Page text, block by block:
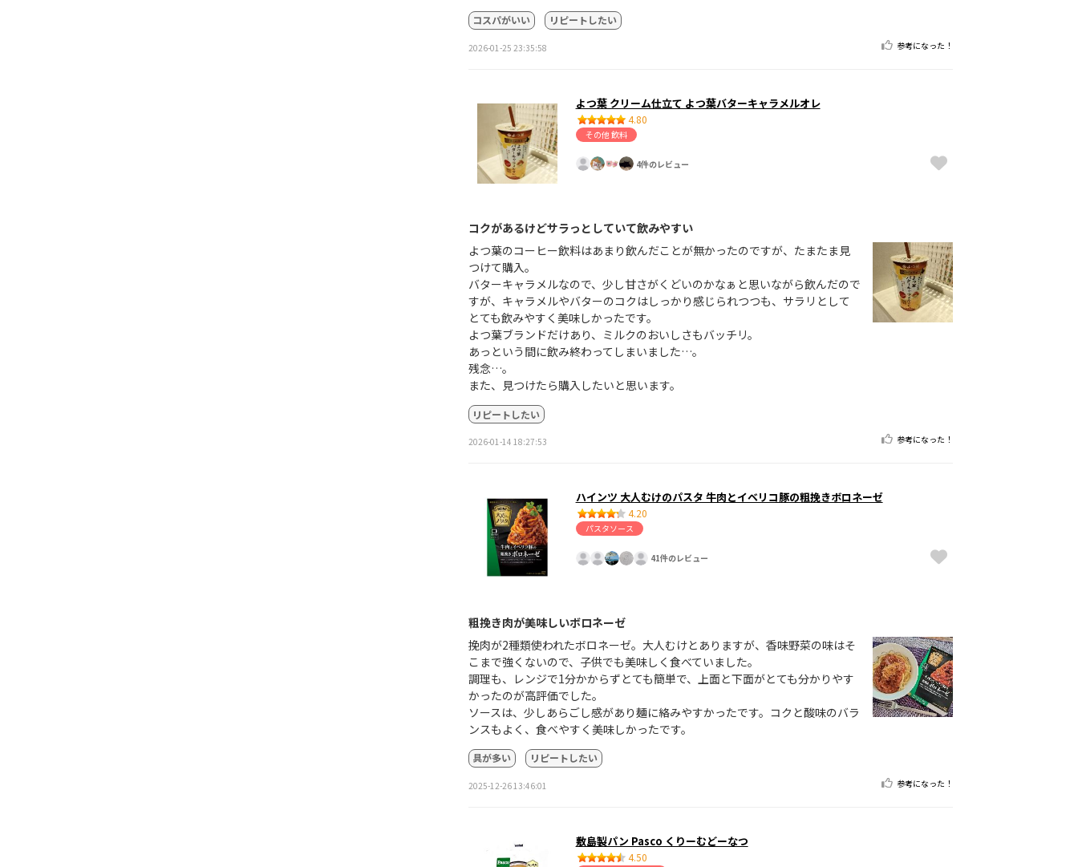
コスパがいい リピートしたい
2026-01-25 23:35:58 参考になった！
よつ葉 クリーム仕立て よつ葉バターキャラメルオレ
4.80
その他 飲料
4件のレビュー
コクがあるけどサラっとしていて飲みやすい
よつ葉のコーヒー飲料はあまり飲んだことが無かったのですが、たまたま見
つけて購入。
バターキャラメルなので、少し甘さがくどいのかなぁと思いながら飲んだので
すが、キャラメルやバターのコクはしっかり感じられつつも、サラリとして
とても飲みやすく美味しかったです。
よつ葉ブランドだけあり、ミルクのおいしさもバッチリ。
あっという間に飲み終わってしまいました…。
残念…。
また、見つけたら購入したいと思います。
リピートしたい
2026-01-14 18:27:53 参考になった！
ハインツ 大人むけのパスタ 牛肉とイベリコ豚の粗挽きボロネーゼ
4.20
パスタソース
41件のレビュー
粗挽き肉が美味しいボロネーゼ
挽肉が2種類使われたボロネーゼ。大人むけとありますが、香味野菜の味はそ
こまで強くないので、子供でも美味しく食べていました。
調理も、レンジで1分かからずとても簡単で、上面と下面がとても分かりやす
かったのが高評価でした。
ソースは、少しあらごし感があり麺に絡みやすかったです。コクと酸味のバラ
ンスもよく、食べやすく美味しかったです。
具が多い リピートしたい
2025-12-26 13:46:01 参考になった！
敷島製パン Pasco くりーむどーなつ
4.50